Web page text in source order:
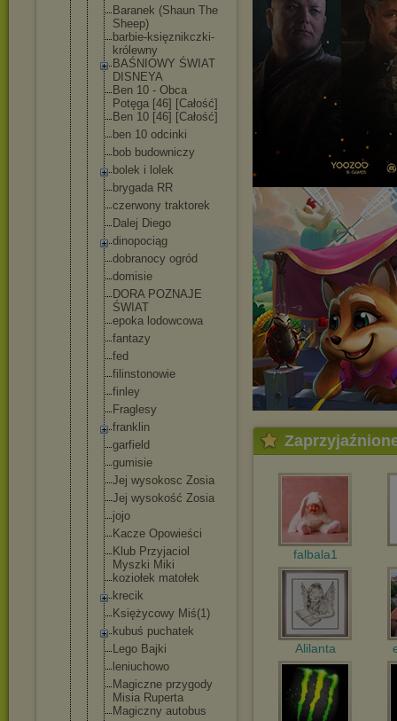
Baranek (Shaun The
Sheep)
barbie-księznikczki-
królewny
BAŚNIOWY ŚWIAT
DISNEYA
Ben 10 - Obca
Potęga [46] [Całość]
Ben 10 [46] [Całość]
ben 10 odcinki
bob budowniczy
bolek i lolek
brygada RR
czerwony traktorek
Dalej Diego
dinopociąg
dobranocy ogród
domisie
DORA POZNAJE
ŚWIAT
epoka lodowcowa
fantazy
fed
filinstonowie
finley
Fraglesy
franklin
garfield
gumisie
Jej wysokosc Zosia
Jej wysokość Zosia
jojo
Kacze Opowieści
Klub Przyjaciol
Myszki Miki
koziołek matołek
krecik
Księżycowy Miś(1)
kubuś puchatek
Lego Bajki
leniuchowo
Magiczne przygody
Misia Ruperta
Magiczny autobus
falbala1
Alilanta